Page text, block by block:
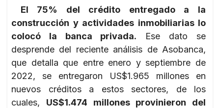
El 75% del crédito entregado a la
construcción y actividades inmobiliarias lo
colocó la banca privada. Ese dato se
desprende del reciente análisis de Asobanca,
que detalla que entre enero y septiembre de
2022, se entregaron US$1.965 millones en
nuevos créditos a estos sectores, de los
cuales, US$1.474 millones provinieron del